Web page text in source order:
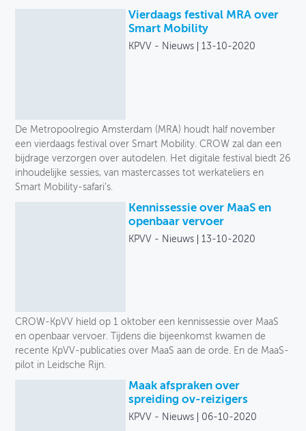
Vierdaags festival MRA over
Smart Mobility
KPVV - Nieuws 13-10-2020
De Metropoolregio Amsterdam (MRA) houdt half november
een vierdaags festival over Smart Mobility. CROW zal dan een
bijdrage verzorgen over autodelen. Het digitale festival biedt 26
inhoudelijke sessies, van mastercasses tot werkateliers en
Smart Mobility-safari’s.
Kennissessie over MaaS en
openbaar vervoer
KPVV - Nieuws 13-10-2020
CROW-KpVV hield op 1 oktober een kennissessie over MaaS
en openbaar vervoer. Tijdens die bijeenkomst kwamen de
recente KpVV-publicaties over MaaS aan de orde. En de MaaS-
pilot in Leidsche Rijn.
Maak afspraken over
spreiding ov-reizigers
KPVV - Nieuws 06-10-2020